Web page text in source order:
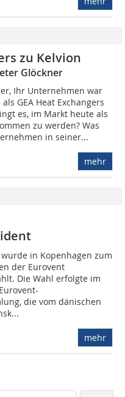
zu Kelvion
Glöckner
Ihr Unternehmen war
GEA Heat Exchangers
es, im Markt heute als
zu werden? Was
in seiner...
mehr
in Kopenhagen zum
der Eurovent
Die Wahl erfolgte im
die vom dänischen
mehr